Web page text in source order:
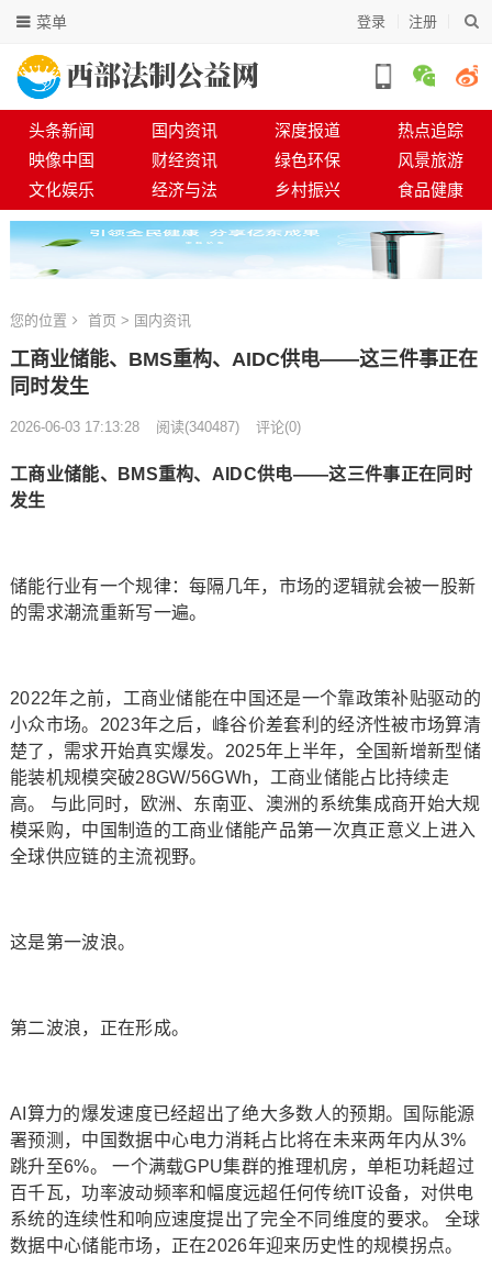
登录 注册
菜单
头条新闻 国内资讯 深度报道
热点追踪
映像中国
财经资讯 绿色环保
风景旅游
文化娱乐
经济与法 乡村振兴 食品健康
您的位置 首页 > 国内资讯
工商业储能、BMS重构、AIDC供电——这三件事正在
同时发生
2026-06-03 17:13:28 阅读(340487) 评论(0)
工商业储能、BMS重构、AIDC供电——这三件事正在同时
发生
储能行业有一个规律：每隔几年，市场的逻辑就会被一股新
的需求潮流重新写一遍。
2022年之前，工商业储能在中国还是一个靠政策补贴驱动的
小众市场。2023年之后，峰谷价差套利的经济性被市场算清
楚了，需求开始真实爆发。2025年上半年，全国新增新型储
能装机规模突破28GW/56GWh，工商业储能占比持续走
高。 与此同时，欧洲、东南亚、澳洲的系统集成商开始大规
模采购，中国制造的工商业储能产品第一次真正意义上进入
全球供应链的主流视野。
这是第一波浪。
第二波浪，正在形成。
AI算力的爆发速度已经超出了绝大多数人的预期。国际能源
署预测，中国数据中心电力消耗占比将在未来两年内从3%
跳升至6%。 一个满载GPU集群的推理机房，单柜功耗超过
百千瓦，功率波动频率和幅度远超任何传统IT设备，对供电
系统的连续性和响应速度提出了完全不同维度的要求。 全球
数据中心储能市场，正在2026年迎来历史性的规模拐点。